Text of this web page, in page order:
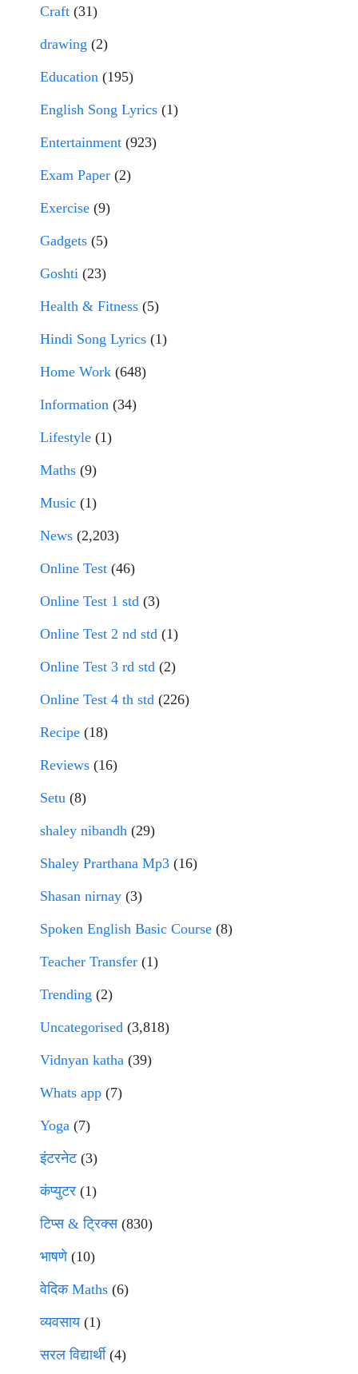
Craft (31)
drawing (2)
Education (195)
English Song Lyrics (1)
Entertainment (923)
Exam Paper (2)
Exercise (9)
Gadgets (5)
Goshti (23)
Health & Fitness (5)
Hindi Song Lyrics (1)
Home Work (648)
Information (34)
Lifestyle (1)
Maths (9)
Music (1)
News (2,203)
Online Test (46)
Online Test 1 std (3)
Online Test 2 nd std (1)
Online Test 3 rd std (2)
Online Test 4 th std (226)
Recipe (18)
Reviews (16)
Setu (8)
shaley nibandh (29)
Shaley Prarthana Mp3 (16)
Shasan nirnay (3)
Spoken English Basic Course (8)
Teacher Transfer (1)
Trending (2)
Uncategorised (3,818)
Vidnyan katha (39)
Whats app (7)
Yoga (7)
इंटरनेट(3)
कंप्युटर (1)
टिप्स & ट्रिक्स(830)
भाषणे(10)
वेदिक Maths (6)
व्यवसाय(1)
सरल विद्यार्थी(4)